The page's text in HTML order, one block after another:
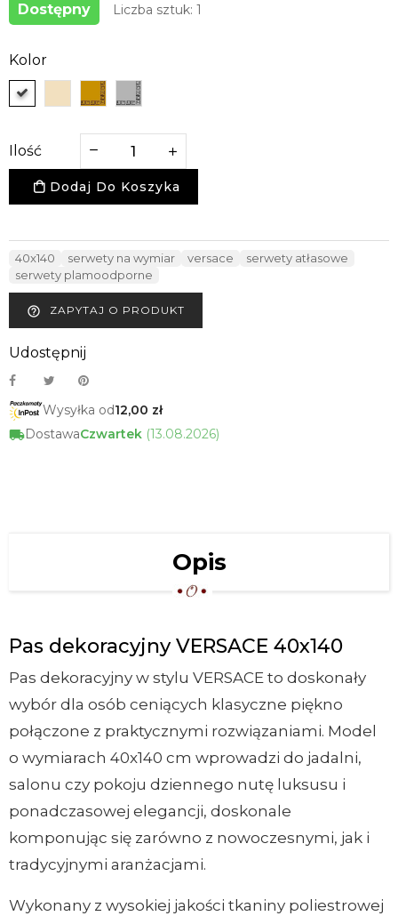
Dostępny Liczba sztuk: 1
Kolor
Ilość
Dodaj Do Koszyka
40x140 serwety na wymiar versace
serwety atłasowe
serwety plamoodporne
help_outline ZAPYTAJ O PRODUKT
Udostępnij
Wysyłka od12,00 zł
DostawaCzwartek (13.08.2026)
Opis
Pas dekoracyjny VERSACE 40x140
Pas dekoracyjny w stylu VERSACE to doskonały
wybór dla osób ceniących klasyczne piękno
połączone z praktycznymi rozwiązaniami. Model
o wymiarach 40x140 cm wprowadzi do jadalni,
salonu czy pokoju dziennego nutę luksusu i
ponadczasowej elegancji, doskonale
komponując się zarówno z nowoczesnymi, jak i
tradycyjnymi aranżacjami.
Wykonany z wysokiej jakości tkaniny poliestrowej